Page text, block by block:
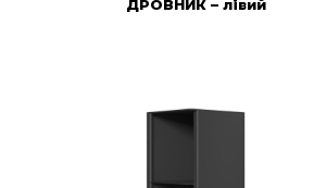
ДРОВНИК – лівий